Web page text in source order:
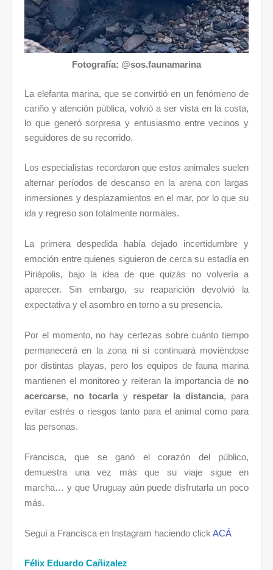
Fotografía: @sos.faunamarina
La elefanta marina, que se convirtió en un fenómeno de
cariño y atención pública, volvió a ser vista en la costa,
lo que generó sorpresa y entusiasmo entre vecinos y
seguidores de su recorrido.
Los especialistas recordaron que estos animales suelen
alternar períodos de descanso en la arena con largas
inmersiones y desplazamientos en el mar, por lo que su
ida y regreso son totalmente normales.
La primera despedida había dejado incertidumbre y
emoción entre quienes siguieron de cerca su estadía en
Piriápolis, bajo la idea de que quizás no volvería a
aparecer. Sin embargo, su reaparición devolvió la
expectativa y el asombro en torno a su presencia.
Por el momento, no hay certezas sobre cuánto tiempo
permanecerá en la zona ni si continuará moviéndose
por distintas playas, pero los equipos de fauna marina
mantienen el monitoreo y reiteran la importancia de no
acercarse, no tocarlay respetar la distancia, para
evitar estrés o riesgos tanto para el animal como para
las personas.
Francisca, que se ganó el corazón del público,
demuestra una vez más que su viaje sigue en
marcha… y que Uruguay aún puede disfrutarla un poco
más.
Seguí a Franciscaen Instagram haciendo clickACÁ
Félix Eduardo Cañizalez